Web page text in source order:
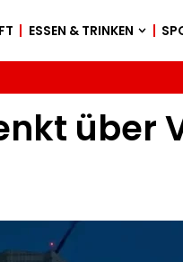
ESSEN & TRINKEN
über